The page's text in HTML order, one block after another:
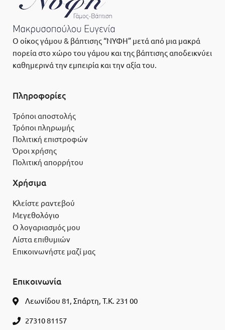
Ο οίκος γάμου & βάπτισης “ΝΥΦΗ” μετά από μια μακρά
πορεία στο χώρο του γάμου και της βάπτισης αποδεικνύει
καθημερινά την εμπειρία και την αξία του.
Πληροφορίες
Τρόποι αποστολής
Τρόποι πληρωμής
Πολιτική επιστροφών
Όροι χρήσης
Πολιτική απορρήτου
Χρήσιμα
Κλείστε ραντεβού
Μεγεθολόγιο
Ο λογαριασμός μου
Λίστα επιθυμιών
Επικοινωνήστε μαζί μας
Επικοινωνία
Λεωνίδου 81, Σπάρτη, Τ.Κ. 231 00
27310 81157